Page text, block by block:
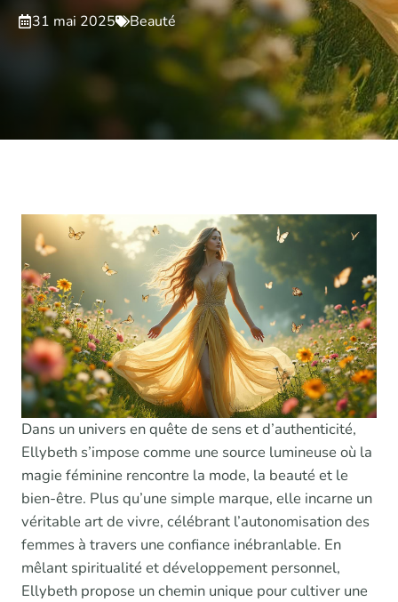
31 mai 2025 Beauté
Dans un univers en quête de sens et d’authenticité,
Ellybeth s’impose comme une source lumineuse où la
magie féminine rencontre la mode, la beauté et le
bien-être. Plus qu’une simple marque, elle incarne un
véritable art de vivre, célébrant l’autonomisation des
femmes à travers une confiance inébranlable. En
mêlant spiritualité et développement personnel,
Ellybeth propose un chemin unique pour cultiver une